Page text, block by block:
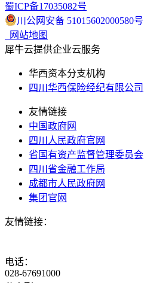
蜀ICP备17035082号
川公网安备 51015602000580号
网站地图
犀牛云提供企业云服务
华西资本分支机构
四川华西保险经纪有限公司
友情链接
中国政府网
四川人民政府官网
省国有资产监督管理委员会
四川省金融工作局
成都市人民政府网
集团官网
友情链接：
电话：
028-67691000